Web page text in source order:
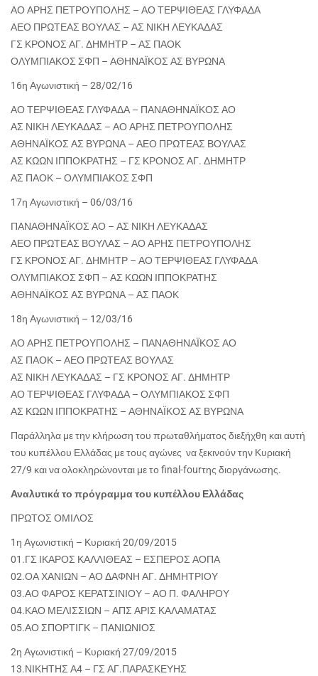
ΑΟ ΑΡΗΣ ΠΕΤΡΟΥΠΟΛΗΣ – ΑΟ ΤΕΡΨΙΘΕΑΣ ΓΛΥΦΑΔΑ
ΑΕΟ ΠΡΩΤΕΑΣ ΒΟΥΛΑΣ – ΑΣ ΝΙΚΗ ΛΕΥΚΑΔΑΣ
ΓΣ ΚΡΟΝΟΣ ΑΓ. ΔΗΜΗΤΡ – ΑΣ ΠΑΟΚ
ΟΛΥΜΠΙΑΚΟΣ ΣΦΠ – ΑΘΗΝΑΪΚΟΣ ΑΣ ΒΥΡΩΝΑ
16η Αγωνιστική – 28/02/16
ΑΟ ΤΕΡΨΙΘΕΑΣ ΓΛΥΦΑΔΑ – ΠΑΝΑΘΗΝΑΪΚΟΣ ΑΟ
ΑΣ ΝΙΚΗ ΛΕΥΚΑΔΑΣ – ΑΟ ΑΡΗΣ ΠΕΤΡΟΥΠΟΛΗΣ
ΑΘΗΝΑΪΚΟΣ ΑΣ ΒΥΡΩΝΑ – ΑΕΟ ΠΡΩΤΕΑΣ ΒΟΥΛΑΣ
ΑΣ ΚΩΩΝ ΙΠΠΟΚΡΑΤΗΣ – ΓΣ ΚΡΟΝΟΣ ΑΓ. ΔΗΜΗΤΡ
ΑΣ ΠΑΟΚ – ΟΛΥΜΠΙΑΚΟΣ ΣΦΠ
17η Αγωνιστική – 06/03/16
ΠΑΝΑΘΗΝΑΪΚΟΣ ΑΟ – ΑΣ ΝΙΚΗ ΛΕΥΚΑΔΑΣ
ΑΕΟ ΠΡΩΤΕΑΣ ΒΟΥΛΑΣ – ΑΟ ΑΡΗΣ ΠΕΤΡΟΥΠΟΛΗΣ
ΓΣ ΚΡΟΝΟΣ ΑΓ. ΔΗΜΗΤΡ – ΑΟ ΤΕΡΨΙΘΕΑΣ ΓΛΥΦΑΔΑ
ΟΛΥΜΠΙΑΚΟΣ ΣΦΠ – ΑΣ ΚΩΩΝ ΙΠΠΟΚΡΑΤΗΣ
ΑΘΗΝΑΪΚΟΣ ΑΣ ΒΥΡΩΝΑ – ΑΣ ΠΑΟΚ
18η Αγωνιστική – 12/03/16
ΑΟ ΑΡΗΣ ΠΕΤΡΟΥΠΟΛΗΣ – ΠΑΝΑΘΗΝΑΪΚΟΣ ΑΟ
ΑΣ ΠΑΟΚ – ΑΕΟ ΠΡΩΤΕΑΣ ΒΟΥΛΑΣ
ΑΣ ΝΙΚΗ ΛΕΥΚΑΔΑΣ – ΓΣ ΚΡΟΝΟΣ ΑΓ. ΔΗΜΗΤΡ
ΑΟ ΤΕΡΨΙΘΕΑΣ ΓΛΥΦΑΔΑ – ΟΛΥΜΠΙΑΚΟΣ ΣΦΠ
ΑΣ ΚΩΩΝ ΙΠΠΟΚΡΑΤΗΣ – ΑΘΗΝΑΪΚΟΣ ΑΣ ΒΥΡΩΝΑ
Παράλληλα με την κλήρωση του πρωταθλήματος διεξήχθη και αυτή
του κυπέλλου Ελλάδας με τους αγώνες να ξεκινούν την Κυριακή
27/9 και να ολοκληρώνονται με το final-fourτης διοργάνωσης.
Αναλυτικά το πρόγραμμα του κυπέλλου Ελλάδας
ΠΡΩΤΟΣ ΟΜΙΛΟΣ
1η Αγωνιστική – Κυριακή 20/09/2015
01.ΓΣ ΙΚΑΡΟΣ ΚΑΛΛΙΘΕΑΣ – ΕΣΠΕΡΟΣ ΑΟΠΑ
02.ΟΑ ΧΑΝΙΩΝ – ΑΟ ΔΑΦΝΗ ΑΓ. ΔΗΜΗΤΡΙΟΥ
03.ΑΟ ΦΑΡΟΣ ΚΕΡΑΤΣΙΝΙΟΥ – ΑΟ Π. ΦΑΛΗΡΟΥ
04.ΚΑΟ ΜΕΛΙΣΣΙΩΝ – ΑΠΣ ΑΡΙΣ ΚΑΛΑΜΑΤΑΣ
05.ΑΟ ΣΠΟΡΤΙΓΚ – ΠΑΝΙΩΝΙΟΣ
2η Αγωνιστική – Κυριακή 27/09/2015
13.ΝΙΚΗΤΗΣ Α4 – ΓΣ ΑΓ.ΠΑΡΑΣΚΕΥΗΣ